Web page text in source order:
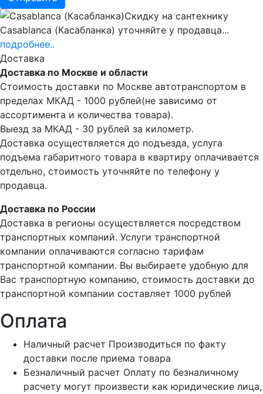
Скидку на сантехнику
Casablanca (Касабланка) уточняйте у продавца...
подробнее..
Доставка
Доставка по Москве и области
Стоимость доставки по Москве автотранспортом в
пределах МКАД - 1000 рублей(не зависимо от
ассортимента и количества товара).
Выезд за МКАД - 30 рублей за километр.
Доставка осуществляется до подъезда, услуга
подъема габаритного товара в квартиру оплачивается
отдельно, стоимость уточняйте по телефону у
продавца.
Доставка по России
Доставка в регионы осуществляется посредством
транспортных компаний. Услуги транспортной
компании оплачиваются согласно тарифам
транспортной компании. Вы выбираете удобную для
Вас транспортную компанию, стоимость доставки до
транспортной компании составляет 1000 рублей
Оплата
Наличный расчет Производиться по факту
доставки после приема товара
Безналичный расчет Оплату по безналичному
расчету могут произвести как юридические лица,